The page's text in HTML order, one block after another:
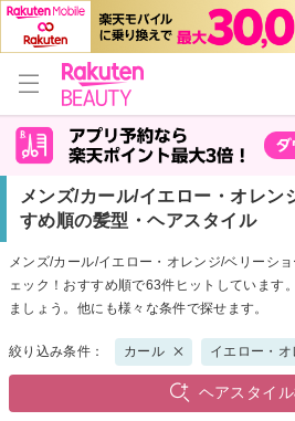
メンズ/カール/イエロー・オレン
すめ順の髪型・ヘアスタイル
メンズ/カール/イエロー・オレンジ/ベリーシ
ェック！おすすめ順で63件ヒットしています
ましょう。他にも様々な条件で探せます。
絞り込み条件： カール イエロー・オ
ヘアスタイ